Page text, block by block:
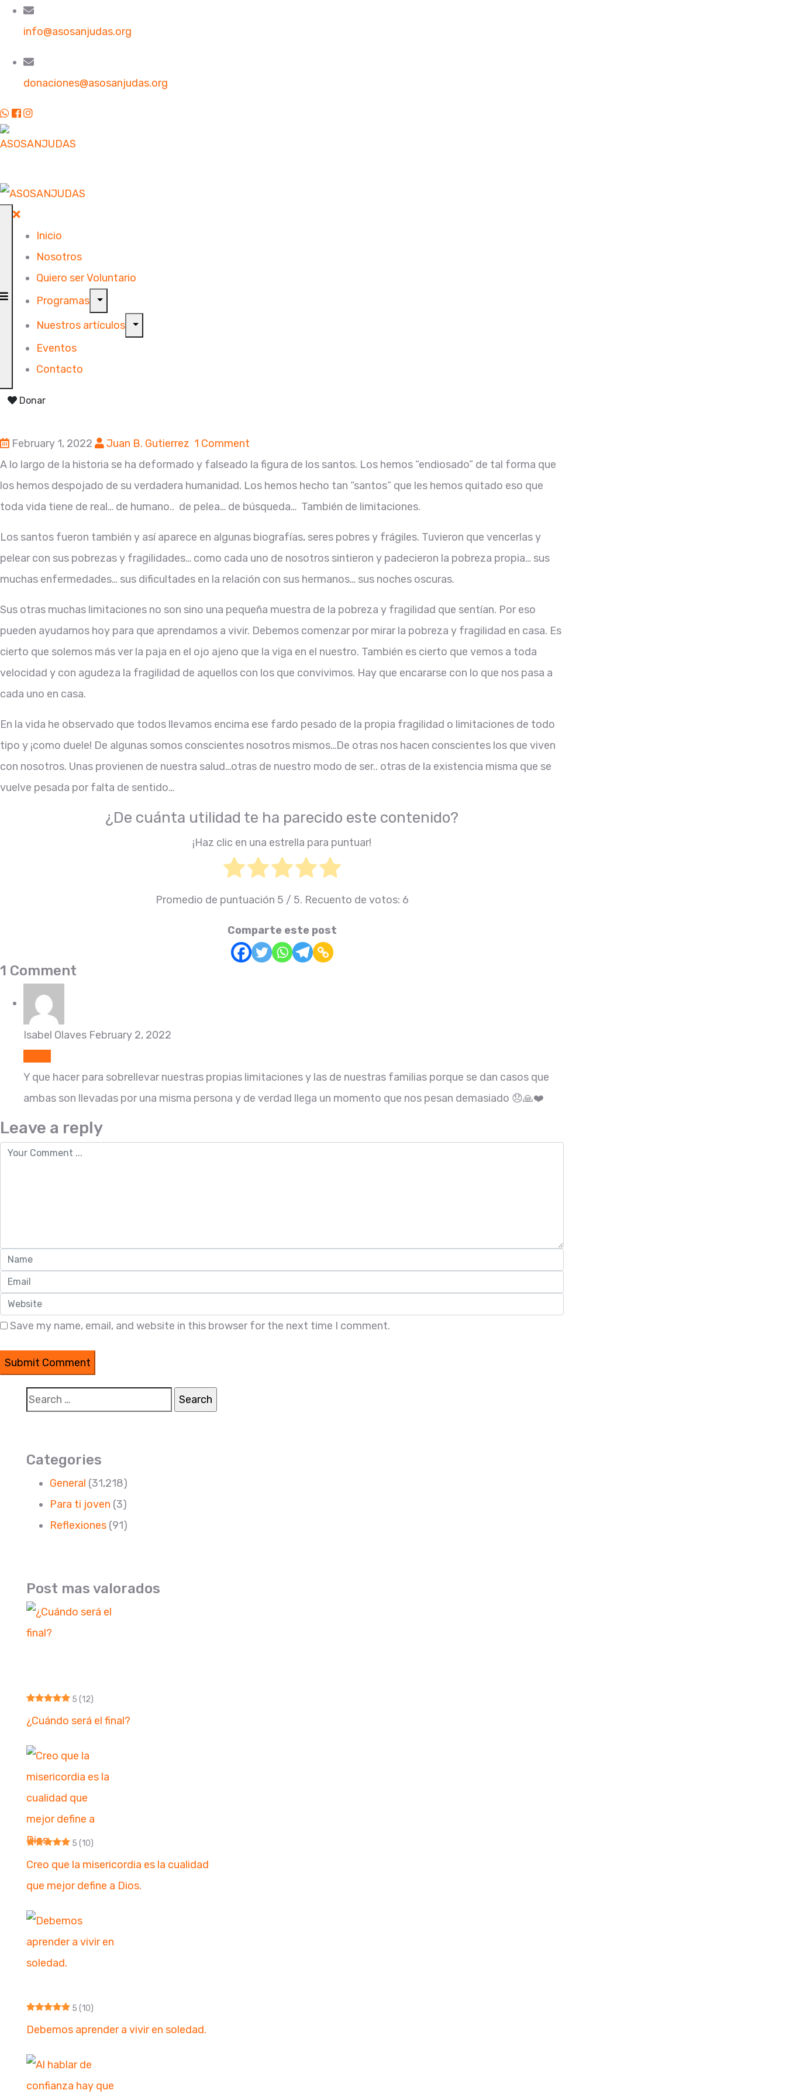
info@asosanjudas.org
donaciones@asosanjudas.org
Inicio
Nosotros
Quiero ser Voluntario
Programas
Nuestros artículos
Eventos
Contacto
Donar
February 1, 2022 Juan B. Gutierrez 1 Comment
A lo largo de la historia se ha deformado y falseado la figura de los santos. Los hemos “endiosado” de tal forma que
los hemos despojado de su verdadera humanidad. Los hemos hecho tan “santos” que les hemos quitado eso que
toda vida tiene de real… de humano.. de pelea… de búsqueda… También de limitaciones.
Los santos fueron también y así aparece en algunas biografías, seres pobres y frágiles. Tuvieron que vencerlas y
pelear con sus pobrezas y fragilidades… como cada uno de nosotros sintieron y padecieron la pobreza propia… sus
muchas enfermedades… sus dificultades en la relación con sus hermanos… sus noches oscuras.
Sus otras muchas limitaciones no son sino una pequeña muestra de la pobreza y fragilidad que sentían. Por eso
pueden ayudarnos hoy para que aprendamos a vivir. Debemos comenzar por mirar la pobreza y fragilidad en casa. Es
cierto que solemos más ver la paja en el ojo ajeno que la viga en el nuestro. También es cierto que vemos a toda
velocidad y con agudeza la fragilidad de aquellos con los que convivimos. Hay que encararse con lo que nos pasa a
cada uno en casa.
En la vida he observado que todos llevamos encima ese fardo pesado de la propia fragilidad o limitaciones de todo
tipo y ¡como duele! De algunas somos conscientes nosotros mismos…De otras nos hacen conscientes los que viven
con nosotros. Unas provienen de nuestra salud…otras de nuestro modo de ser.. otras de la existencia misma que se
vuelve pesada por falta de sentido…
¿De cuánta utilidad te ha parecido este contenido?
¡Haz clic en una estrella para puntuar!
Promedio de puntuación 5 / 5. Recuento de votos: 6
Comparte este post
1 Comment
Isabel Olaves February 2, 2022
Y que hacer para sobrellevar nuestras propias limitaciones y las de nuestras familias porque se dan casos que
ambas son llevadas por una misma persona y de verdad llega un momento que nos pesan demasiado 😞🙏❤️
Leave a reply
Save my name, email, and website in this browser for the next time I comment.
Search
Categories
General (31,218)
Para ti joven (3)
Reflexiones (91)
Post mas valorados
5 (12)
¿Cuándo será el final?
5 (10)
Creo que la misericordia es la cualidad
que mejor define a Dios.
5 (10)
Debemos aprender a vivir en soledad.